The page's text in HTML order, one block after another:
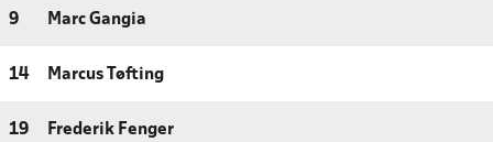
9 Marc Gangia
14 Marcus Tøfting
19 Frederik Fenger